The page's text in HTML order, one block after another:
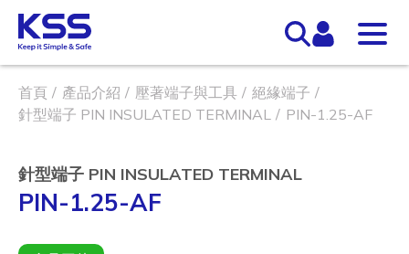
首頁 產品介紹 壓著端子與工具
絕緣端子
針型端子 PIN INSULATED TERMINAL
PIN-1.25-AF
針型端子 PIN INSULATED TERMINAL
PIN-1.25-AF